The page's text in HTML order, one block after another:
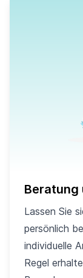
Beratung
Lassen Sie
persönlich
individuelle
Regel